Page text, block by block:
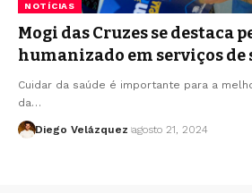
NOTÍCIAS
Mogi das Cruzes se destaca
humanizado em serviços de
Cuidar da saúde é importante para a
da…
Diego Velázquez agosto 21, 2024